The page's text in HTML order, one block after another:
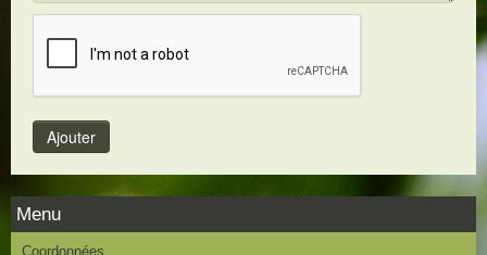
Menu
Coordonnées